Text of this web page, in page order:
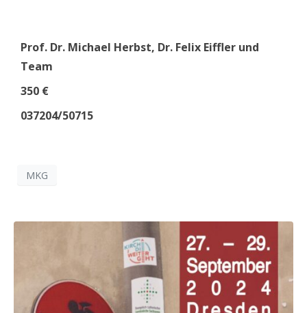
Prof. Dr. Michael Herbst, Dr. Felix Eiffler und
Team
350 €
037204/50715
MKG